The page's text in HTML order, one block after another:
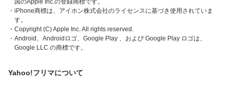
国のApple Inc.の登録商標です。
・iPhone商標は、アイホン株式会社のライセンスに基づき使用されていま
す。
・Copyright (C) Apple Inc. All rights reserved.
・Android、Androidロゴ、Google Play 、および Google Play ロゴは、
Google LLC の商標です。
Yahoo!フリマについて